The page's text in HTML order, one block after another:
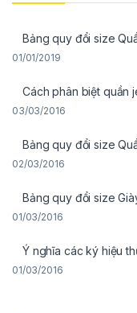
Bảng quy đổi size
01/01/2019
Cách phân biệt quần
03/03/2016
Bảng quy đổi size
02/03/2016
Bảng quy đổi size
01/03/2016
Ý nghĩa các ký hiệu
01/03/2016